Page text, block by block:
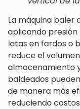
La máquina baler
aplicando
latas en fardos o
reduce el
almacenamiento
baldeados
de manera más
reduciendo